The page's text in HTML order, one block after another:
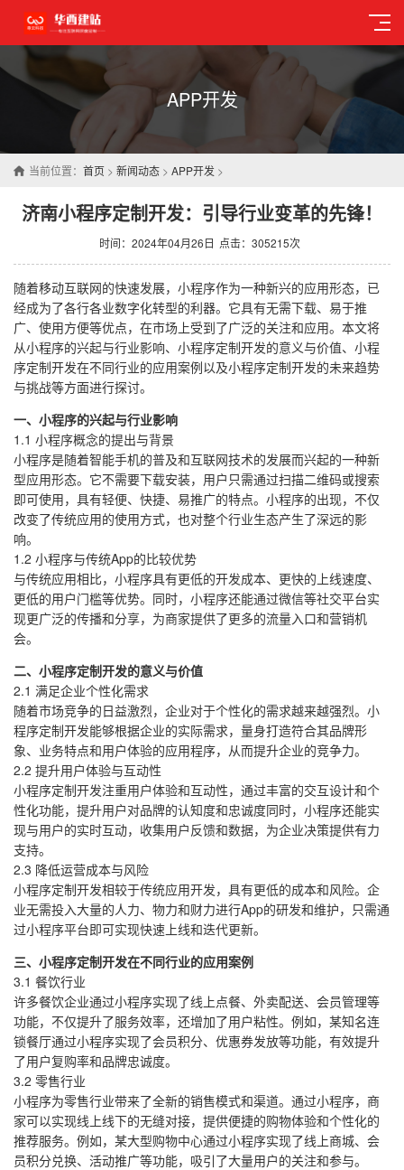
APP开发
当前位置： 首页 > 新闻动态 > APP开发 >
济南小程序定制开发：引导行业变革的先锋！
时间：2024年04月26日 点击：305215次
随着移动互联网的快速发展，小程序作为一种新兴的应用形态，已
经成为了各行各业数字化转型的利器。它具有无需下载、易于推
广、使用方便等优点，在市场上受到了广泛的关注和应用。本文将
从小程序的兴起与行业影响、小程序定制开发的意义与价值、小程
序定制开发在不同行业的应用案例以及小程序定制开发的未来趋势
与挑战等方面进行探讨。
一、小程序的兴起与行业影响
1.1 小程序概念的提出与背景
小程序是随着智能手机的普及和互联网技术的发展而兴起的一种新
型应用形态。它不需要下载安装，用户只需通过扫描二维码或搜索
即可使用，具有轻便、快捷、易推广的特点。小程序的出现，不仅
改变了传统应用的使用方式，也对整个行业生态产生了深远的影
响。
1.2 小程序与传统App的比较优势
与传统应用相比，小程序具有更低的开发成本、更快的上线速度、
更低的用户门槛等优势。同时，小程序还能通过微信等社交平台实
现更广泛的传播和分享，为商家提供了更多的流量入口和营销机
会。
二、小程序定制开发的意义与价值
2.1 满足企业个性化需求
随着市场竞争的日益激烈，企业对于个性化的需求越来越强烈。小
程序定制开发能够根据企业的实际需求，量身打造符合其品牌形
象、业务特点和用户体验的应用程序，从而提升企业的竞争力。
2.2 提升用户体验与互动性
小程序定制开发注重用户体验和互动性，通过丰富的交互设计和个
性化功能，提升用户对品牌的认知度和忠诚度同时，小程序还能实
现与用户的实时互动，收集用户反馈和数据，为企业决策提供有力
支持。
2.3 降低运营成本与风险
小程序定制开发相较于传统应用开发，具有更低的成本和风险。企
业无需投入大量的人力、物力和财力进行App的研发和维护，只需通
过小程序平台即可实现快速上线和迭代更新。
三、小程序定制开发在不同行业的应用案例
3.1 餐饮行业
许多餐饮企业通过小程序实现了线上点餐、外卖配送、会员管理等
功能，不仅提升了服务效率，还增加了用户粘性。例如，某知名连
锁餐厅通过小程序实现了会员积分、优惠券发放等功能，有效提升
了用户复购率和品牌忠诚度。
3.2 零售行业
小程序为零售行业带来了全新的销售模式和渠道。通过小程序，商
家可以实现线上线下的无缝对接，提供便捷的购物体验和个性化的
推荐服务。例如，某大型购物中心通过小程序实现了线上商城、会
员积分兑换、活动推广等功能，吸引了大量用户的关注和参与。